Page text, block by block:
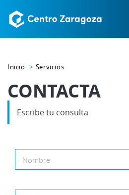
Inicio Servicios
CONTACTA
Escribe tu consulta
Nombre